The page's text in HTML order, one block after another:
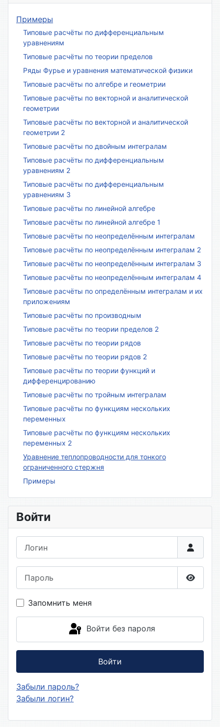
Примеры
Типовые расчёты по дифференциальным
уравнениям
Типовые расчёты по теории пределов
Ряды Фурье и уравнения математической физики
Типовые расчёты по алгебре и геометрии
Типовые расчёты по векторной и аналитической
геометрии
Типовые расчёты по векторной и аналитической
геометрии 2
Типовые расчёты по двойным интегралам
Типовые расчёты по дифференциальным
уравнениям 2
Типовые расчёты по дифференциальным
уравнениям 3
Типовые расчёты по линейной алгебре
Типовые расчёты по линейной алгебре 1
Типовые расчёты по неопределённым интегралам
Типовые расчёты по неопределённым интегралам 2
Типовые расчёты по неопределённым интегралам 3
Типовые расчёты по неопределённым интегралам 4
Типовые расчёты по определённым интегралам и их
приложениям
Типовые расчёты по производным
Типовые расчёты по теории пределов 2
Типовые расчёты по теории рядов
Типовые расчёты по теории рядов 2
Типовые расчёты по теории функций и
дифференцированию
Типовые расчёты по тройным интегралам
Типовые расчёты по функциям нескольких
переменных
Типовые расчёты по функциям нескольких
переменных 2
Уравнение теплопроводности для тонкого
ограниченного стержня
Примеры
Войти
Запомнить меня
Войти без пароля
Войти
Забыли пароль?
Забыли логин?